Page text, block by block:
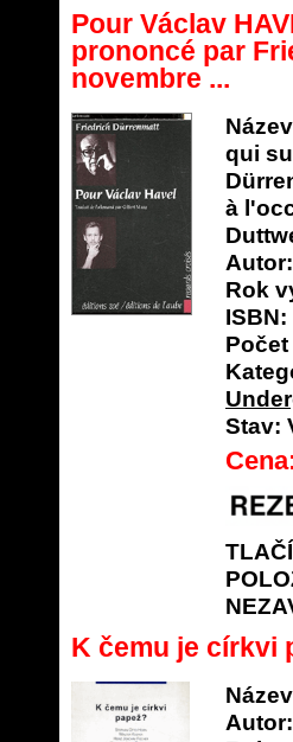
Pour Václav
prononcé par
novembre ...
qui
à
Autor:
Rok
ISBN:
Stav:
K čemu je církvi
Autor: